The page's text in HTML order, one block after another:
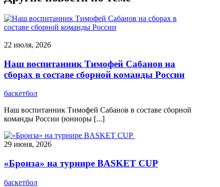
22 июля, 2026
Наш воспитанник Тимофей Сабанов на
сборах в составе сборной команды России
баскетбол
Наш воспитанник Тимофей Сабанов в составе сборной
команды России (юниоры [...]
29 июня, 2026
«Бронза» на турнире BASKET CUP
баскетбол